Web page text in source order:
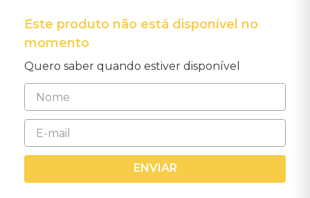
Este produto não está disponível no
momento
Quero saber quando estiver disponível
ENVIAR